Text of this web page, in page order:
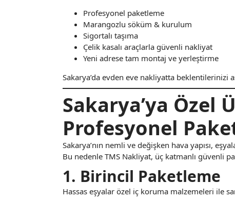
Profesyonel paketleme
Marangozlu söküm & kurulum
Sigortalı taşıma
Çelik kasalı araçlarla güvenli nakliyat
Yeni adrese tam montaj ve yerleştirme
Sakarya’da evden eve nakliyatta beklentilerinizi
Sakarya’ya Özel
Profesyonel
Sakarya’nın nemli ve değişken hava yapısı,
Bu nedenle TMS Nakliyat, üç katmanlı güvenli
1. Birincil Paketleme
Hassas eşyalar özel iç koruma malzemeleri ile